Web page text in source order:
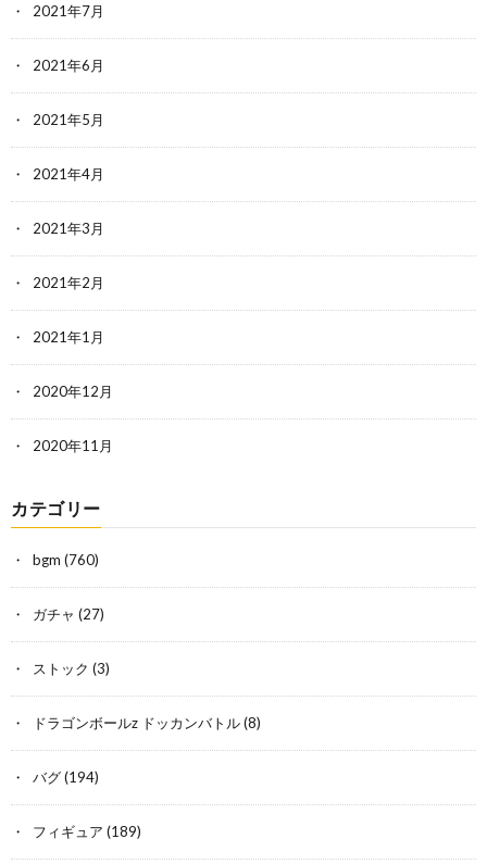
2021年7月
2021年6月
2021年5月
2021年4月
2021年3月
2021年2月
2021年1月
2020年12月
2020年11月
カテゴリー
bgm (760)
ガチャ (27)
ストック (3)
ドラゴンボールz ドッカンバトル(8)
バグ(194)
フィギュア (189)